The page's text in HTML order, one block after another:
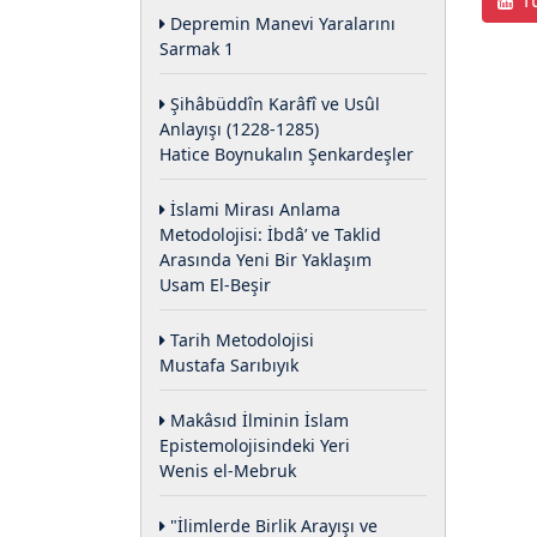
Depremin Manevi Yaralarını
Sarmak 1
Şihâbüddîn Karâfî ve Usûl
Anlayışı (1228-1285)
Hatice Boynukalın Şenkardeşler
İslami Mirası Anlama
Metodolojisi: İbdâ’ ve Taklid
Arasında Yeni Bir Yaklaşım
Usam El-Beşir
Tarih Metodolojisi
Mustafa Sarıbıyık
Makâsıd İlminin İslam
Epistemolojisindeki Yeri
Wenis el-Mebruk
"İlimlerde Birlik Arayışı ve